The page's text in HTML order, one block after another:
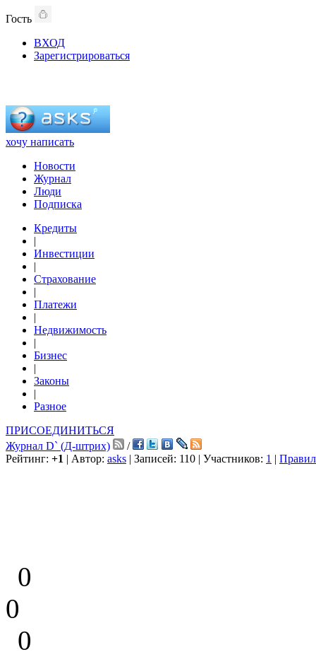
Гость
ВХОД
Зарегистрироваться
хочу написать
Новости
Журнал
Люди
Подписка
Кредиты
|
Инвестиции
|
Страхование
|
Платежи
|
Недвижимость
|
Бизнес
|
Законы
|
Разное
ПРИСОЕДИНИТЬСЯ
Журнал D` (Д-штрих)
/
Рейтинг: +1 | Автор: asks | Записей: 110 | Участников: 1 |
0
0
0